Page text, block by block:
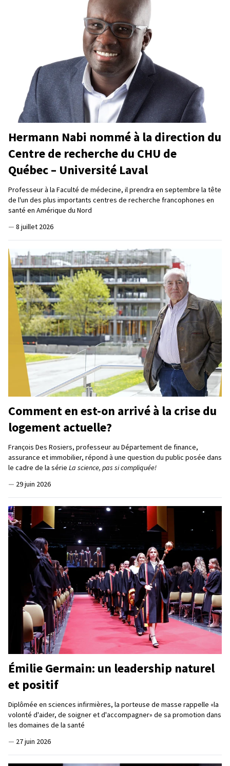
Hermann Nabi nommé à la direction du
Centre de recherche du CHU de
Québec – Université Laval
Professeur à la Faculté de médecine, il prendra en septembre la tête
de l'un des plus importants centres de recherche francophones en
santé en Amérique du Nord
— 8 juillet 2026
Comment en est-on arrivé à la crise du
logement actuelle?
François Des Rosiers, professeur au Département de finance,
assurance et immobilier, répond à une question du public posée dans
le cadre de la série La science, pas si compliquée!
— 29 juin 2026
Émilie Germain: un leadership naturel
et positif
Diplômée en sciences infirmières, la porteuse de masse rappelle «la
volonté d'aider, de soigner et d'accompagner» de sa promotion dans
les domaines de la santé
— 27 juin 2026